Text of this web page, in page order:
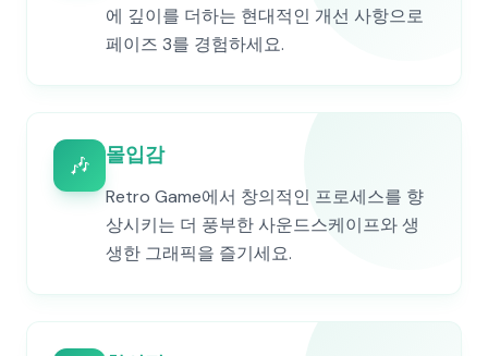
에 깊이를 더하는 현대적인 개선 사항으로
페이즈 3를 경험하세요.
🎶 몰입감
Retro Game에서 창의적인 프로세스를 향
상시키는 더 풍부한 사운드스케이프와 생
생한 그래픽을 즐기세요.